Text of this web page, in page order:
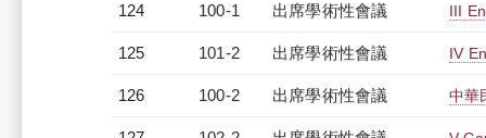
124 100-1 出席學術性會議 III
125 101-2 出席學術性會議 IV
126 100-2 出席學術性會議 中華